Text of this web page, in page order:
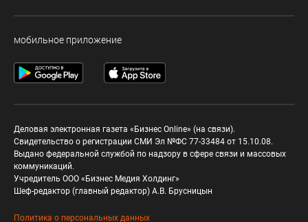
мобильное приложение
Деловая электронная газета «Бизнес Online» (на связи).
Свидетельство о регистрации СМИ Эл №ФС 77-33484 от 15.10.08.
Выдано федеральной службой по надзору в сфере связи и массовых
коммуникаций.
Учредитель ООО «Бизнес Медия Холдинг»
Шеф-редактор (главный редактор) А.В. Брусницын
Политика о персональных данных